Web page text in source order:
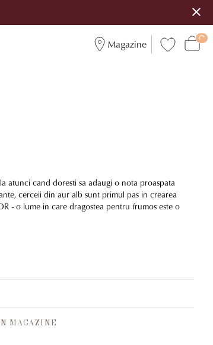
Magazine
atunci cand doresti sa adaugi o nota proaspata
cerceii din aur alb sunt primul pas in crearea
- o lume in care dragostea pentru frumos este o
MAGAZINE